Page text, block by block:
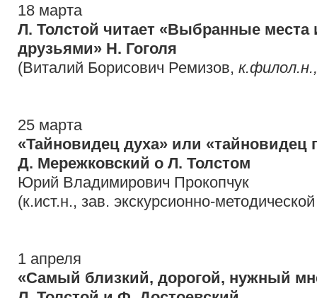
18 марта
Л. Толстой читает «Выбранные места
друзьями» Н. Гоголя
(Виталий Борисович Ремизов,
25 марта
«Тайновидец духа» или «тайновидец
Д. Мережковский о Л. Толстом
Юрий Владимирович Прокопчук
(к.ист.н., зав. экскурсионно-
1 апреля
«Самый близкий, дорогой, нужный